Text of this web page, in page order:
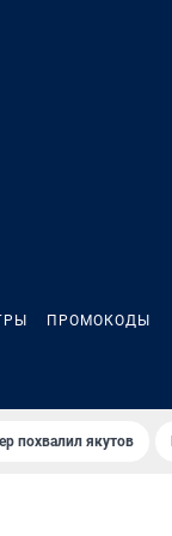
ПРОМОКОДЫ
похвалил якутов